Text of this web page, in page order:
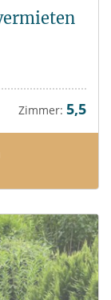
Zimmer: 5,5